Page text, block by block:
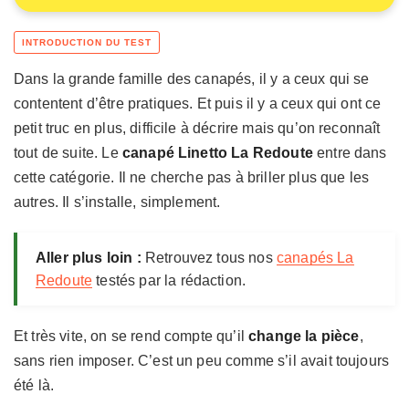
Dans la grande famille des canapés, il y a ceux qui se
contentent d’être pratiques. Et puis il y a ceux qui ont ce
petit truc en plus, difficile à décrire mais qu’on reconnaît
tout de suite. Le canapé Linetto La Redouteentre dans
cette catégorie. Il ne cherche pas à briller plus que les
autres. Il s’installe, simplement.
Aller plus loin : Retrouvez tous nos canapés La
Redoute testés par la rédaction.
Et très vite, on se rend compte qu’ilchange la pièce,
sans rien imposer. C’est un peu comme s’il avait toujours
été là.